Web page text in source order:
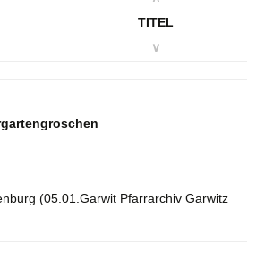
TITEL
∨
(05.01.Garwit Pfarrarchiv Garwitz